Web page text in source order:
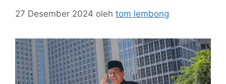
27 Desember 2024 oleh tom lembong